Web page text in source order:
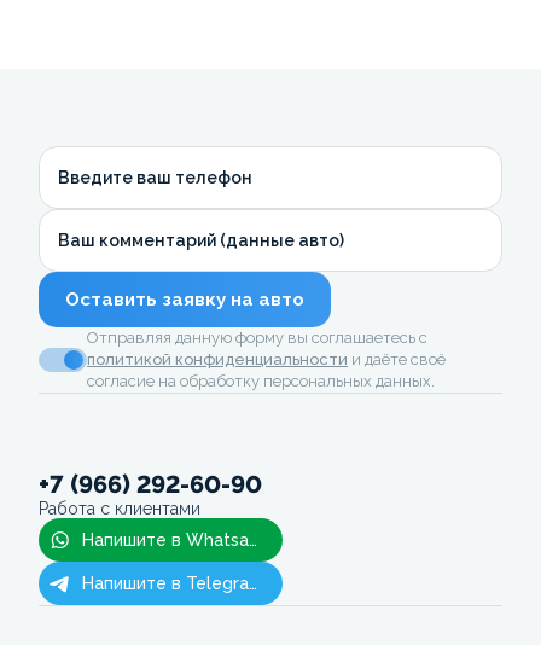
Введите ваш телефон
Ваш комментарий (данные авто)
Оставить заявку на авто
Отправляя данную форму вы соглашаетесь с
политикой конфиденциальности и даёте своё
согласие на обработку персональных данных.
+7 (966) 292-60-90
Работа с клиентами
Напишите в Whatsapp
Напишите в Telegram